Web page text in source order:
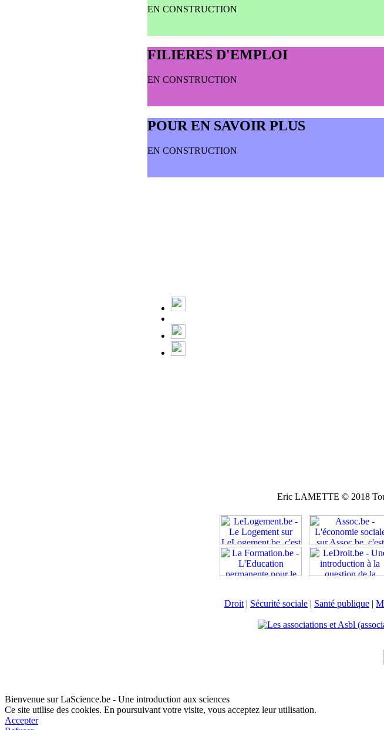
EN CONSTRUCTION
FILIERES D'EMPLOI
EN CONSTRUCTION
POUR EN SAVOIR PLUS
EN CONSTRUCTION
Eric LAMETTE © 2018
Droit | Sécurité sociale | Santé publique |
Bienvenue sur LaScience.be - Une introduction aux sciences
Ce site utilise des cookies. En poursuivant votre visite, vous acceptez leur utilisation.
Accepter